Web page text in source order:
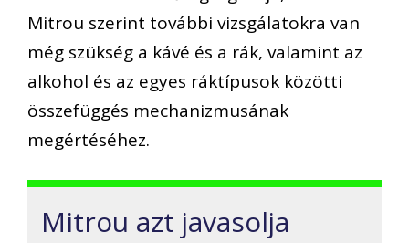
Mitrou szerint további vizsgálatokra van
még szükség a kávé és a rák, valamint az
alkohol és az egyes ráktípusok közötti
összefüggés mechanizmusának
megértéséhez.
Mitrou azt javasolja